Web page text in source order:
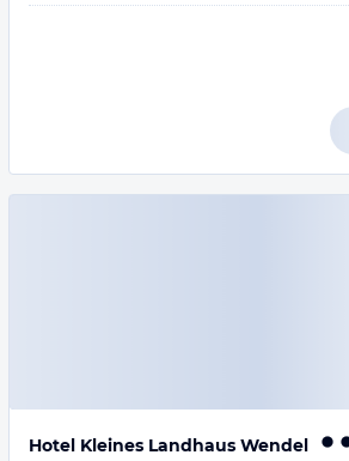
Hotel Kleines Landhaus Wendel